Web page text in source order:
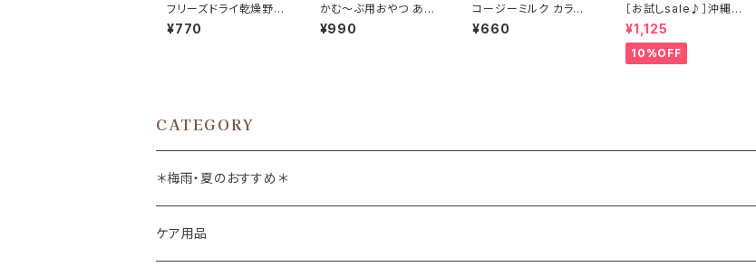
フリーズドライ乾燥野菜
mix 35g
¥770
かむ～ぶ用おやつ あい
棒 馬ハツ巻き 40g
¥990
コージーミルク カラダ
シルクin 200g 甘酒 シ
ルクフル
¥660
［お試しsale♪］沖縄サ
ンゴカルシウム たっぷり
100g
¥1,125
10%OFF
CATEGORY
＊梅雨・夏のおすすめ＊
ケア用品